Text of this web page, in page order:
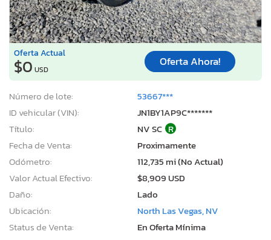
Oferta Actual
$0 USD
Oferta Ahora!
Número de lote:
53667***
ID vehicular (VIN):
JN1BY1AP9C*******
Título:
NV SC R
Fecha de Venta:
Proximamente
Odómetro:
112,735 mi (No Actual)
Valor Actual Efectivo:
$8,909 USD
Daño:
Lado
Ubicación:
North Las Vegas, NV
Status de Venta:
En Oferta Mínima